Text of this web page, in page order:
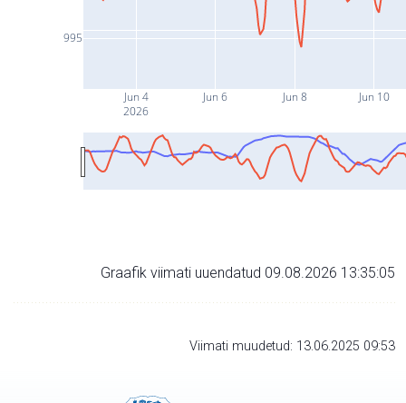
Jun 4
2026
Jun 6 Jun 8 Jun 10
995
Graafik viimati uuendatud 09.08.2026 13:35:05
Viimati muudetud: 13.06.2025 09:53